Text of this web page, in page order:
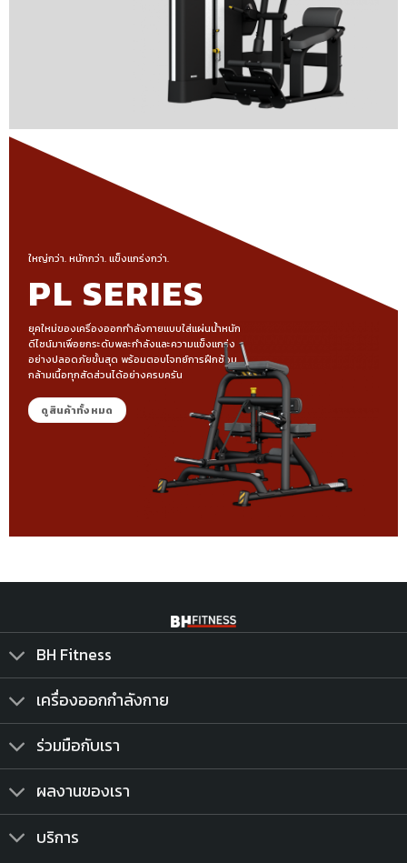
ใหญ่กว่า. หนักกว่า. แข็งแกร่งกว่า.
PL SERIES
ยุคใหม่ของเครื่องออกกำลังกายแบบใส่แผ่นน้ำหนัก
ดีไซน์มาเพื่อยกระดับพละกำลังและความแข็งแกร่ง
อย่างปลอดภัยขั้นสุด พร้อมตอบโจทย์การฝึกซ้อม
กล้ามเนื้อทุกสัดส่วนได้อย่างครบครัน
ดูสินค้าทั้งหมด
BH Fitness
เครื่องออกกำลังกาย
ร่วมมือกับเรา
ผลงานของเรา
บริการ